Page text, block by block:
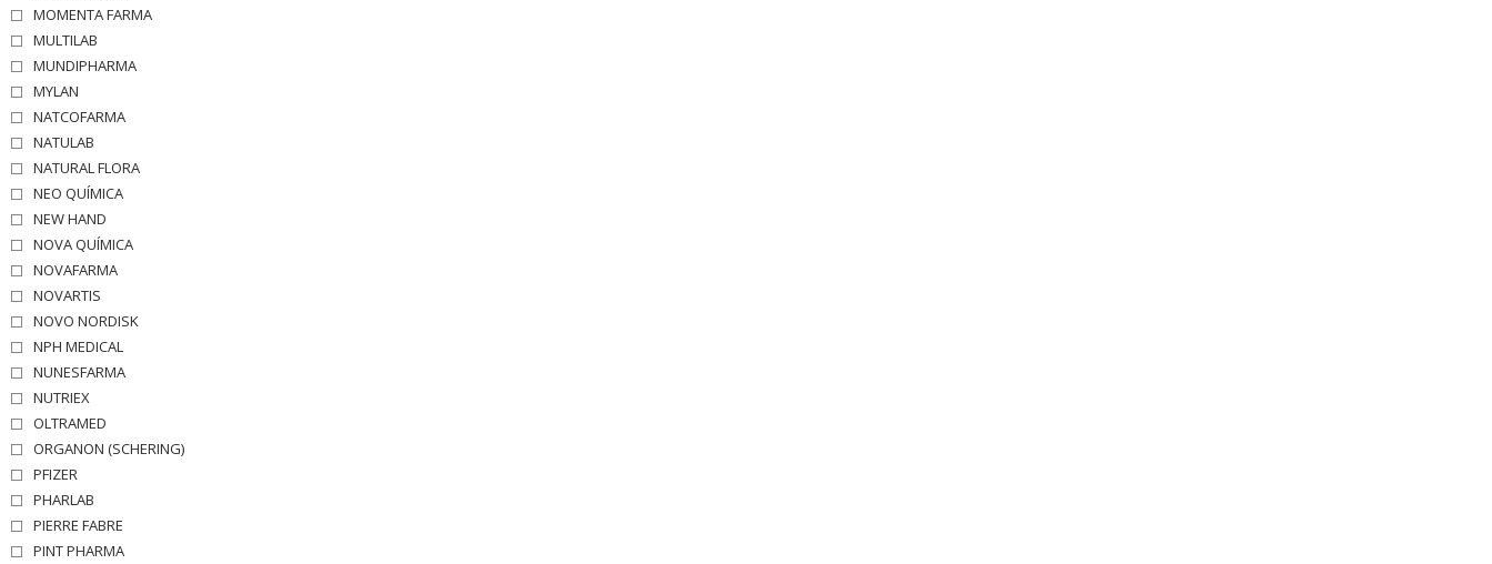
MOMENTA FARMA
MULTILAB
MUNDIPHARMA
MYLAN
NATCOFARMA
NATULAB
NATURAL FLORA
NEO QUÍMICA
NEW HAND
NOVA QUÍMICA
NOVAFARMA
NOVARTIS
NOVO NORDISK
NPH MEDICAL
NUNESFARMA
NUTRIEX
OLTRAMED
ORGANON (SCHERING)
PFIZER
PHARLAB
PIERRE FABRE
PINT PHARMA